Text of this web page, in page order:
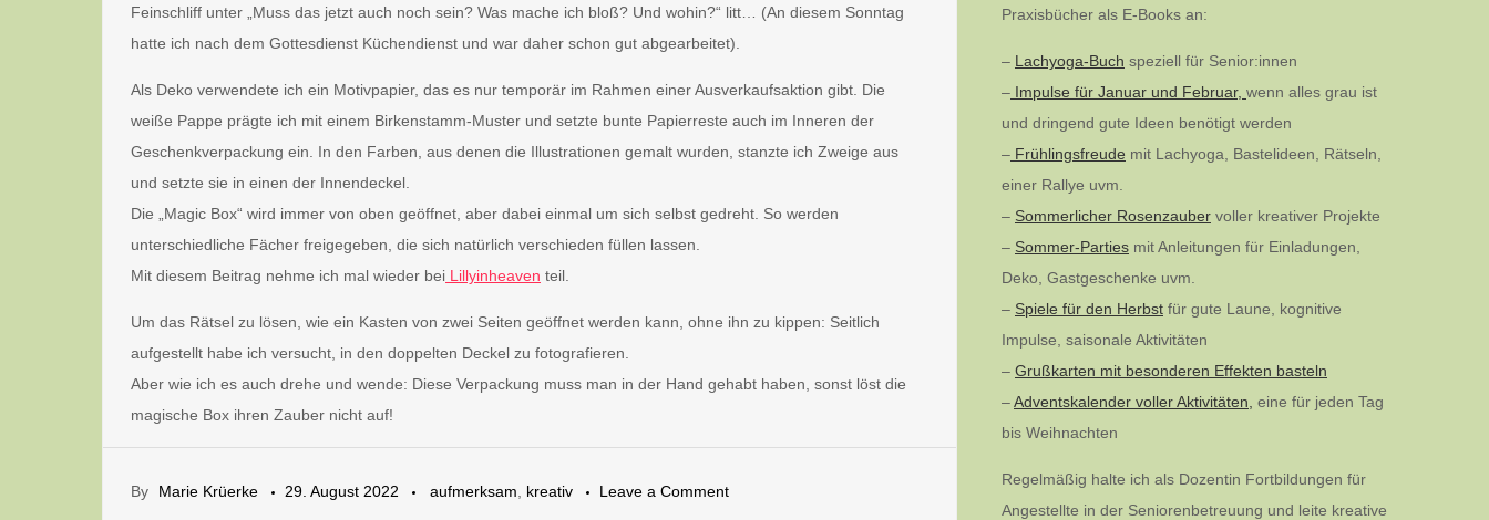
Feinschliff unter „Muss das jetzt auch noch sein? Was mache ich bloß? Und wohin?“ litt… (An diesem Sonntag
hatte ich nach dem Gottesdienst Küchendienst und war daher schon gut abgearbeitet).
Als Deko verwendete ich ein Motivpapier, das es nur temporär im Rahmen einer Ausverkaufsaktion gibt. Die
weiße Pappe prägte ich mit einem Birkenstamm-Muster und setzte bunte Papierreste auch im Inneren der
Geschenkverpackung ein. In den Farben, aus denen die Illustrationen gemalt wurden, stanzte ich Zweige aus
und setzte sie in einen der Innendeckel.
Die „Magic Box“ wird immer von oben geöffnet, aber dabei einmal um sich selbst gedreht. So werden
unterschiedliche Fächer freigegeben, die sich natürlich verschieden füllen lassen.
Mit diesem Beitrag nehme ich mal wieder bei Lillyinheaven teil.
Um das Rätsel zu lösen, wie ein Kasten von zwei Seiten geöffnet werden kann, ohne ihn zu kippen: Seitlich
aufgestellt habe ich versucht, in den doppelten Deckel zu fotografieren.
Aber wie ich es auch drehe und wende: Diese Verpackung muss man in der Hand gehabt haben, sonst löst die
magische Box ihren Zauber nicht auf!
By Marie Krüerke 29. August 2022 aufmerksam kreativ Leave a Commenton
Praxisbücher als E-Books an:
– Lachyoga-Buch speziell für Senior:innen
– Impulse für Januar und Februar, wenn alles grau ist
und dringend gute Ideen benötigt werden
– Frühlingsfreude mit Lachyoga, Bastelideen, Rätseln,
einer Rallye uvm.
– Sommerlicher Rosenzauber voller kreativer Projekte
– Sommer-Parties mit Anleitungen für Einladungen,
Deko, Gastgeschenke uvm.
– Spiele für den Herbst für gute Laune, kognitive
Impulse, saisonale Aktivitäten
– Grußkarten mit besonderen Effekten basteln
–Adventskalender voller Aktivitäten, eine für jeden Tag
bis Weihnachten
Regelmäßig halte ich als Dozentin Fortbildungen für
Angestellte in der Seniorenbetreuung und leite kreative